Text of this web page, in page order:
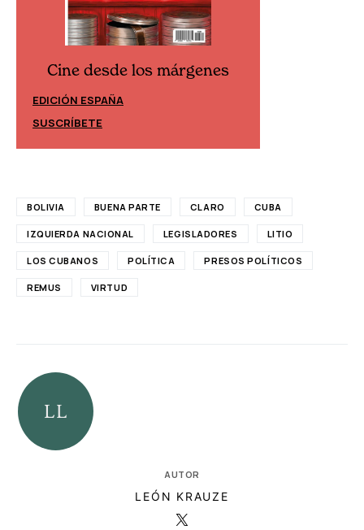
Cine desde los márgenes
EDICIÓN ESPAÑA
SUSCRÍBETE
BOLIVIA BUENA PARTE CLARO CUBA
IZQUIERDA NACIONAL LEGISLADORES LITIO
LOS CUBANOS POLÍTICA PRESOS POLÍTICOS
REMUS VIRTUD
AUTOR
LEÓN KRAUZE